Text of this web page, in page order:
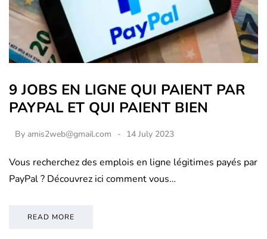
9 JOBS EN LIGNE QUI PAIENT PAR
PAYPAL ET QUI PAIENT BIEN
By amis2web@gmail.com 14 July 2023
Vous recherchez des emplois en ligne légitimes payés par
PayPal ? Découvrez ici comment vous…
READ MORE